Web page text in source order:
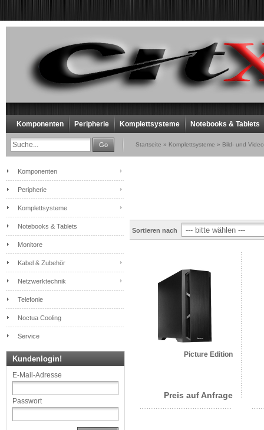
Komponenten Peripherie Komplettsysteme Notebooks & Tablets
Go Startseite » Komplettsysteme » Bild- und
Sortieren nach
Picture Edition
Preis auf Anfrage
Komponenten
Peripherie
Komplettsysteme
Notebooks & Tablets
Monitore
Kabel & Zubehör
Netzwerktechnik
Telefonie
Noctua Cooling
Service
Kundenlogin!
E-Mail-Adresse
Passwort